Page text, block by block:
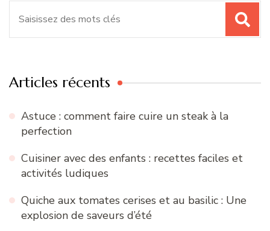
Articles récents
Astuce : comment faire cuire un steak à la
perfection
Cuisiner avec des enfants : recettes faciles et
activités ludiques
Quiche aux tomates cerises et au basilic : Une
explosion de saveurs d’été